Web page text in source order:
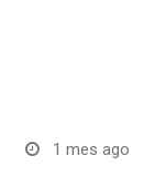
1 mes ago